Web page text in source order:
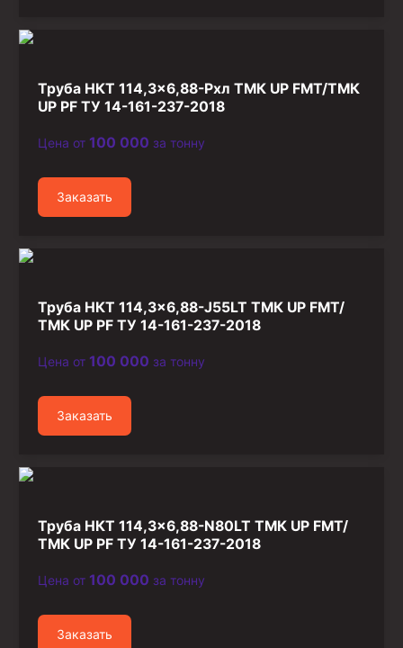
Труба НКТ 114,3×6,88-Рхл ТМК UP FMT/ТМК
UP PF ТУ 14-161-237-2018
Цена от 100 000 за тонну
Заказать
Труба НКТ 114,3×6,88-J55LT ТМК UP FMT/
ТМК UP PF ТУ 14-161-237-2018
Цена от 100 000 за тонну
Заказать
Труба НКТ 114,3×6,88-N80LT ТМК UP FMT/
ТМК UP PF ТУ 14-161-237-2018
Цена от 100 000 за тонну
Заказать